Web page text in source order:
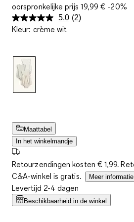
oorspronkelijke prijs 19,99 € -20%
5.0 Lees
(2)
Kleur: crème wit
Maattabel
In het winkelmandje
Retourzendingen kosten € 1,99.
C&A-winkel is gratis.
Meer informatie
Levertijd 2-4 dagen
Beschikbaarheid in de winkel